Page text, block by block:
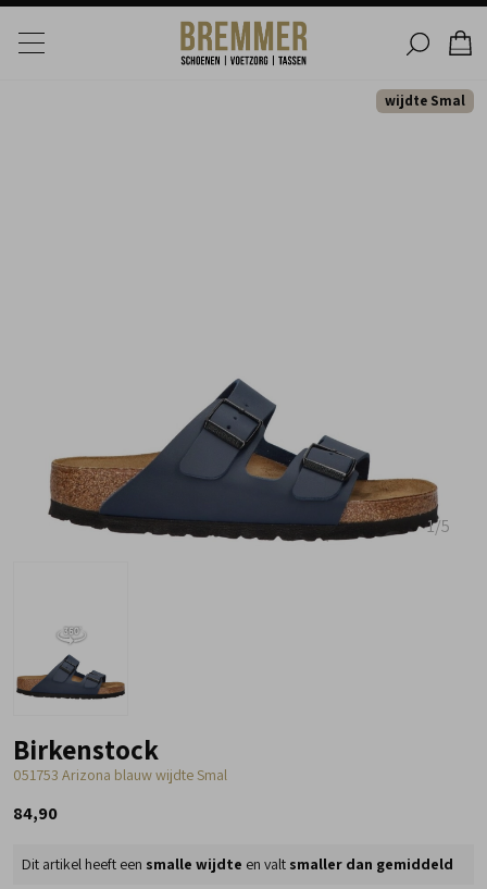
1/5
wijdte Smal
Birkenstock
051753 Arizona blauw wijdte Smal
84,90
Dit artikel heeft een smalle wijdte en valt smaller dan gemiddeld